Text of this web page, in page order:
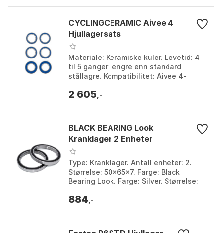
CYCLINGCERAMIC Aivee 4
Hjullagersats
Materiale: Keramiske kuler. Levetid: 4
til 5 ganger lengre enn standard
stållagre. Kompatibilitet: Aivee 4-
CyclingCeramic fe...
2 605 ,-
BLACK BEARING Look
Kranklager 2 Enheter
Type: Kranklager. Antall enheter: 2.
Størrelse: 50x65x7. Farge: Black
Bearing Look. Farge: Silver. Størrelse:
884 ,-